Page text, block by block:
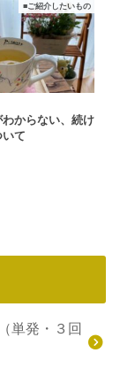
■ご紹介したいもの
からない、続け
いて
単発・３回